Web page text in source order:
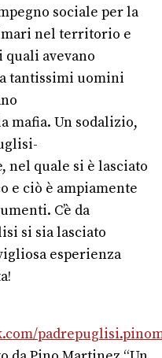
sociale per la
nel territorio e
avevano
tantissimi uomini
mafia. Un sodalizio,
nel quale si è lasciato
e ciò è ampiamente
C’è da
si sia lasciato
esperienza